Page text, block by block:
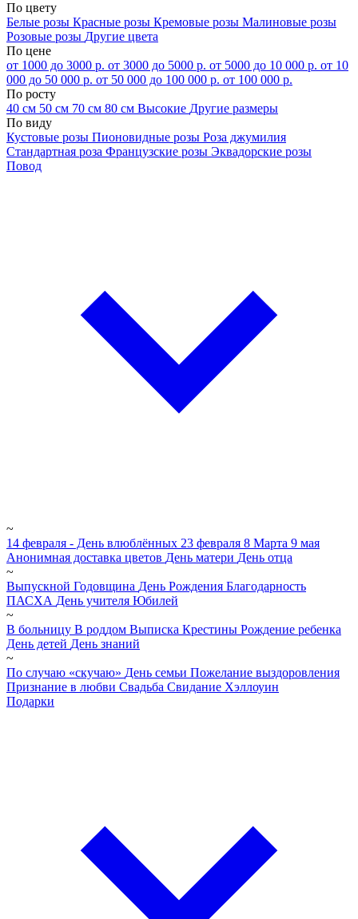
По цвету
Белые розы Красные розы Кремовые розы Малиновые розы
Розовые розы Другие цвета
По цене
от 1000 до 3000 р. от 3000 до 5000 р. от 5000 до 10 000 р. от 10
000 до 50 000 р. от 50 000 до 100 000 р. от 100 000 р.
По росту
40 см 50 см 70 см 80 см Высокие Другие размеры
По виду
Кустовые розы Пионовидные розы Роза джумилия
Стандартная роза Французские розы Эквадорские розы
Повод
~
14 февраля - День влюблённых 23 февраля 8 Марта 9 мая
Анонимная доставка цветов День матери День отца
~
Выпускной Годовщина День Рождения Благодарность
ПАСХА День учителя Юбилей
~
В больницу В роддом Выписка Крестины Рождение ребенка
День детей День знаний
~
По случаю «скучаю» День семьи Пожелание выздоровления
Признание в любви Свадьба Свидание Хэллоуин
Подарки